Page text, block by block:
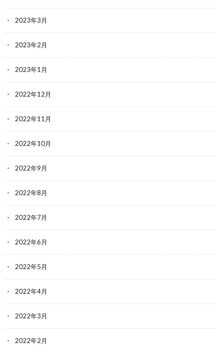
2023年3月
2023年2月
2023年1月
2022年12月
2022年11月
2022年10月
2022年9月
2022年8月
2022年7月
2022年6月
2022年5月
2022年4月
2022年3月
2022年2月